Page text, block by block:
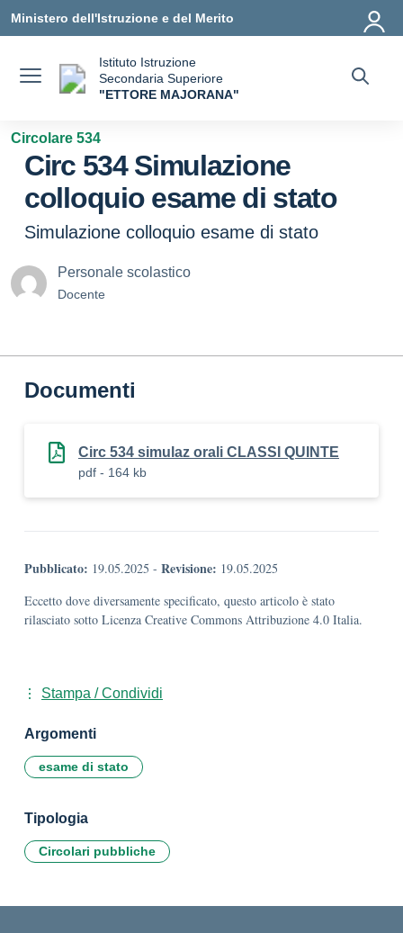
Ministero dell'Istruzione e del Merito
Istituto Istruzione
Secondaria Superiore
"ETTORE MAJORANA"
Circolare 534
Circ 534 Simulazione
colloquio esame di stato
Simulazione colloquio esame di stato
Personale scolastico
Docente
Documenti
Circ 534 simulaz orali CLASSI QUINTE
pdf - 164 kb
Pubblicato: 19.05.2025 - Revisione: 19.05.2025
Eccetto dove diversamente specificato, questo articolo è stato
rilasciato sotto Licenza Creative Commons Attribuzione 4.0 Italia.
Stampa / Condividi
Argomenti
esame di stato
Tipologia
Circolari pubbliche